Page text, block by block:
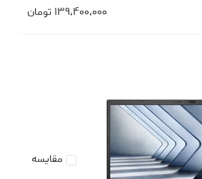
۱۳۹،۴۰۰،۰۰۰ تومان
مقایسه